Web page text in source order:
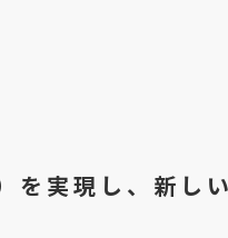
実現し、 新し